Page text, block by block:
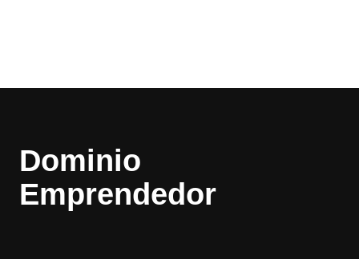
Dominio
Emprendedor